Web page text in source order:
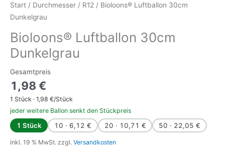
Start / Durchmesser / R12 / Bioloons® Luftballon 30cm
Dunkelgrau
Bioloons® Luftballon 30cm
Dunkelgrau
Gesamtpreis
1,98 €
1 Stück · 1,98 €/Stück
jeder weitere Ballon senkt den Stückpreis
1 Stück 10 · 6,12 € 20 · 10,71 € 50 · 22,05 €
inkl. 19 % MwSt. zzgl. Versandkosten